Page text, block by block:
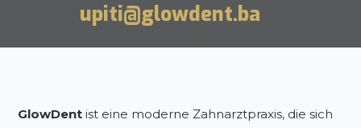
upiti@glowdent.ba
GlowDent ist eine moderne Zahnarztpraxis, die sich